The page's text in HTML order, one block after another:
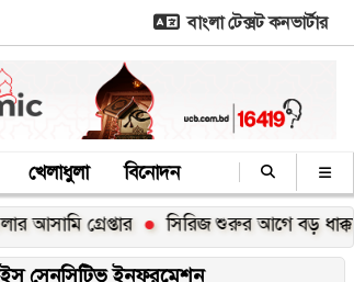
বাংলা টেক্সট কনভার্টার
খেলাধুলা বিনোদন
সিরিজ শুরুর আগে বড় ধাক্কা - প্রস্তুতি ম্যাচে
সেনসিটিভ ইনফরমেশন